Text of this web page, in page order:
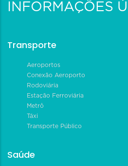
INFORMAÇÕES
Transporte
Aeroportos
Conexão Aeroporto
Rodoviária
Estação Ferroviária
Metrô
Táxi
Transporte Público
Saúde